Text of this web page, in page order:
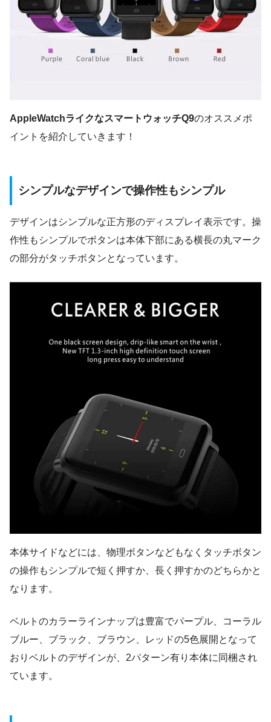
AppleWatchライクなスマートウォッチQ9のオススメポ
イントを紹介していきます！
シンプルなデザインで操作性もシンプル
デザインはシンプルな正方形のディスプレイ表示です。操
作性もシンプルでボタンは本体下部にある横長の丸マーク
の部分がタッチボタンとなっています。
本体サイドなどには、物理ボタンなどもなくタッチボタン
の操作もシンプルで短く押すか、長く押すかのどちらかと
なります。
ベルトのカラーラインナップは豊富でパープル、コーラル
ブルー、ブラック、ブラウン、レッドの5色展開となって
おりベルトのデザインが、2パターン有り本体に同梱され
ています。